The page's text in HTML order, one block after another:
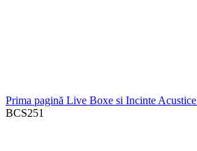
Prima pagină Live Boxe si Incinte Acustice
BCS251